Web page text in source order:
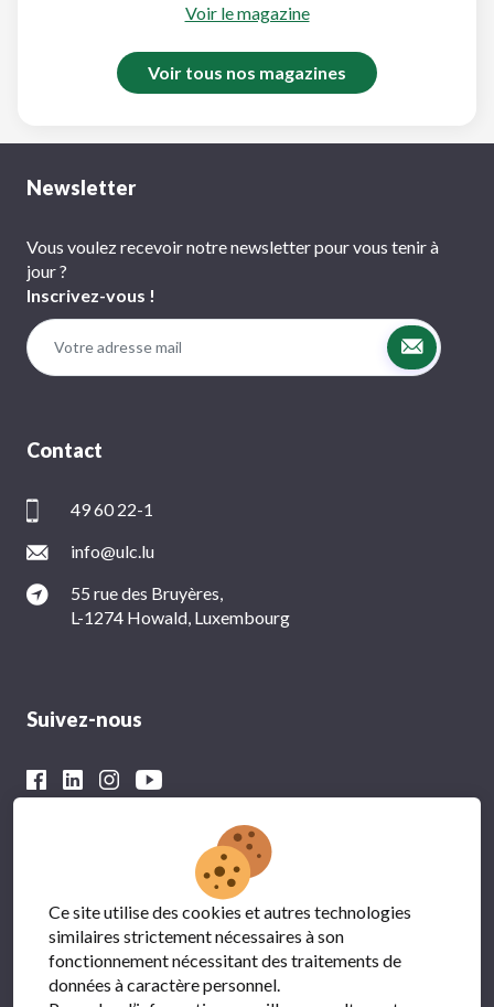
Voir le magazine
Voir tous nos magazines
Newsletter
Vous voulez recevoir notre newsletter pour vous tenir à
jour ?
Inscrivez-vous !
Contact
49 60 22-1
info@ulc.lu
55 rue des Bruyères,
L-1274 Howald, Luxembourg
Suivez-nous
Avec le soutien financier du
Ce site utilise des cookies et autres technologies
similaires strictement nécessaires à son
fonctionnement nécessitant des traitements de
données à caractère personnel.